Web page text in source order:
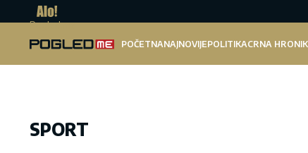
Pogled.me
POČETNANAJNOVIJEPOLITIKACRNA
SPORT